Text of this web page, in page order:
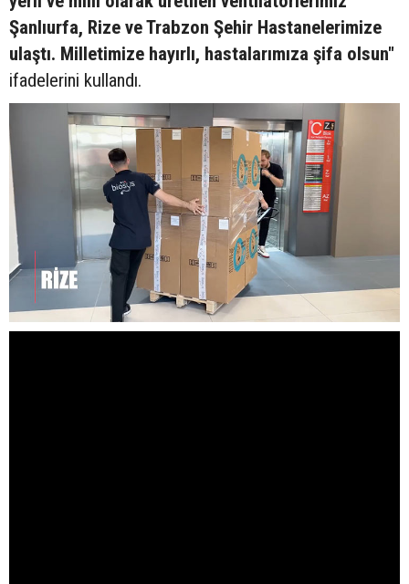
Şanlıurfa, Rize ve Trabzon Şehir Hastanelerimize
ulaştı. Milletimize hayırlı, hastalarımıza şifa olsun"
ifadelerini kullandı.